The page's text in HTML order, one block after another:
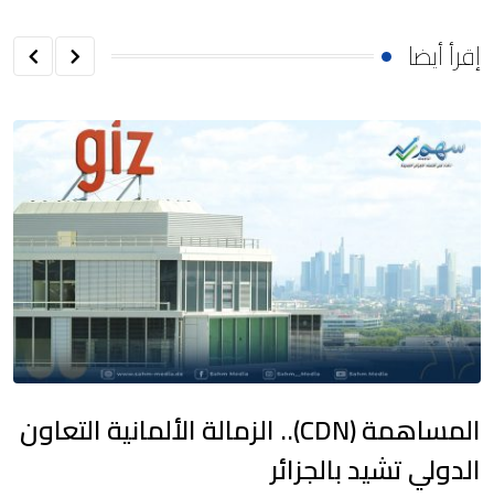
إقرأ أيضا
المساهمة (CDN).. الزمالة الألمانية التعاون
الدولي تشيد بالجزائر